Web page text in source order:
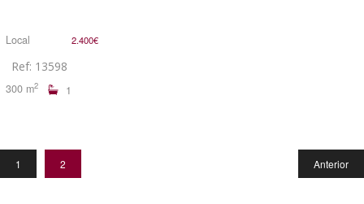
Local 2.400€
Ref: 13598
300 m2 1
Anterior
1 2